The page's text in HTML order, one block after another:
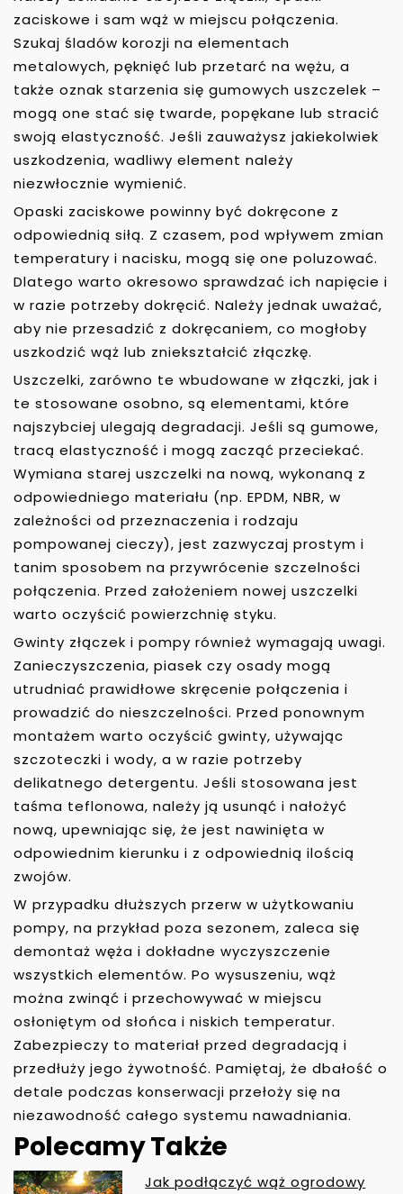
zaciskowe i sam wąż w miejscu połączenia.
Szukaj śladów korozji na elementach
metalowych, pęknięć lub przetarć na wężu, a
także oznak starzenia się gumowych uszczelek –
mogą one stać się twarde, popękane lub stracić
swoją elastyczność. Jeśli zauważysz jakiekolwiek
uszkodzenia, wadliwy element należy
niezwłocznie wymienić.
Opaski zaciskowe powinny być dokręcone z
odpowiednią siłą. Z czasem, pod wpływem zmian
temperatury i nacisku, mogą się one poluzować.
Dlatego warto okresowo sprawdzać ich napięcie i
w razie potrzeby dokręcić. Należy jednak uważać,
aby nie przesadzić z dokręcaniem, co mogłoby
uszkodzić wąż lub zniekształcić złączkę.
Uszczelki, zarówno te wbudowane w złączki, jak i
te stosowane osobno, są elementami, które
najszybciej ulegają degradacji. Jeśli są gumowe,
tracą elastyczność i mogą zacząć przeciekać.
Wymiana starej uszczelki na nową, wykonaną z
odpowiedniego materiału (np. EPDM, NBR, w
zależności od przeznaczenia i rodzaju
pompowanej cieczy), jest zazwyczaj prostym i
tanim sposobem na przywrócenie szczelności
połączenia. Przed założeniem nowej uszczelki
warto oczyścić powierzchnię styku.
Gwinty złączek i pompy również wymagają uwagi.
Zanieczyszczenia, piasek czy osady mogą
utrudniać prawidłowe skręcenie połączenia i
prowadzić do nieszczelności. Przed ponownym
montażem warto oczyścić gwinty, używając
szczoteczki i wody, a w razie potrzeby
delikatnego detergentu. Jeśli stosowana jest
taśma teflonowa, należy ją usunąć i nałożyć
nową, upewniając się, że jest nawinięta w
odpowiednim kierunku i z odpowiednią ilością
zwojów.
W przypadku dłuższych przerw w użytkowaniu
pompy, na przykład poza sezonem, zaleca się
demontaż węża i dokładne wyczyszczenie
wszystkich elementów. Po wysuszeniu, wąż
można zwinąć i przechowywać w miejscu
osłoniętym od słońca i niskich temperatur.
Zabezpieczy to materiał przed degradacją i
przedłuży jego żywotność. Pamiętaj, że dbałość o
detale podczas konserwacji przełoży się na
niezawodność całego systemu nawadniania.
Polecamy Także
Jak podłączyć wąż ogrodowy